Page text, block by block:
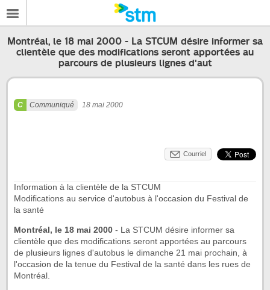
Montréal, le 18 mai 2000 - La STCUM désire informer sa
clientèle que des modifications seront apportées au
parcours de plusieurs lignes d'aut
Communiqué 18 mai 2000
Courriel
Information à la clientèle de la STCUM
Modifications au service d'autobus à l'occasion du Festival de
la santé
Montréal, le 18 mai 2000 - La STCUM désire informer sa
clientèle que des modifications seront apportées au parcours
de plusieurs lignes d'autobus le dimanche 21 mai prochain, à
l'occasion de la tenue du Festival de la santé dans les rues de
Montréal.